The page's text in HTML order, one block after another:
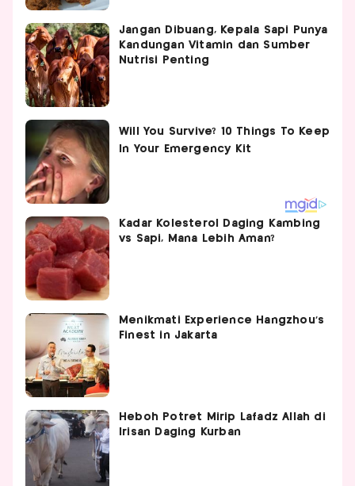
Jangan Dibuang, Kepala Sapi Punya
Kandungan Vitamin dan Sumber
Nutrisi Penting
Kadar Kolesterol Daging Kambing
vs Sapi, Mana Lebih Aman?
Menikmati Experience Hangzhou’s
Finest in Jakarta
Heboh Potret Mirip Lafadz Allah di
Irisan Daging Kurban